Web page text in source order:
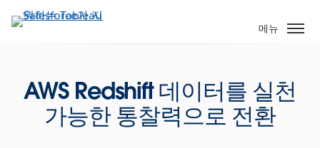
요
메뉴
AWS Redshift 데이터를 실천
가능한 통찰력으로 전환